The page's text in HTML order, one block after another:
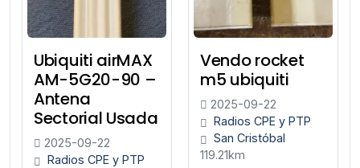
Ubiquiti airMAX
AM-5G20-90 –
Antena
Sectorial Usada
2025-09-22
Radios CPE y PTP
Vendo rocket
m5 ubiquiti
2025-09-22
Radios CPE y PTP
San Cristóbal
119.21km